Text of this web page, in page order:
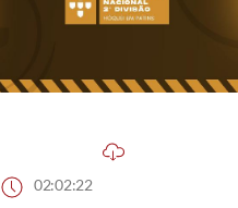
02:02:22